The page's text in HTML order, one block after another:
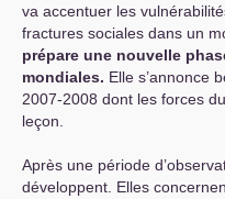
va accentuer les
fractures sociales dans un
prépare une nouvelle
mondiales. Elle s’annonce
2007-2008 dont les forces
leçon.
Après une période
développent. Elles